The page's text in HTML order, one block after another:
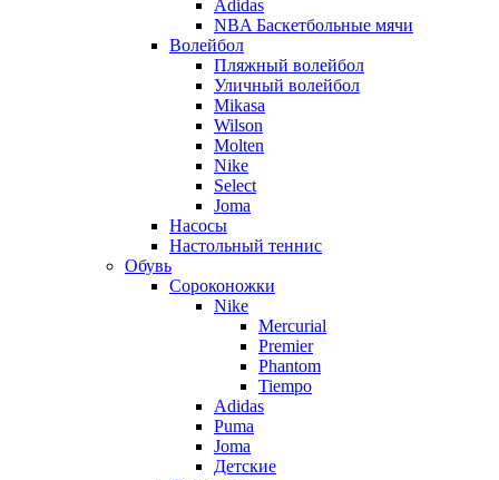
Adidas
NBA Баскетбольные мячи
Волейбол
Пляжный волейбол
Уличный волейбол
Mikasa
Wilson
Molten
Nike
Select
Joma
Насосы
Настольный теннис
Обувь
Сороконожки
Nike
Mercurial
Premier
Phantom
Tiempo
Adidas
Puma
Joma
Детские